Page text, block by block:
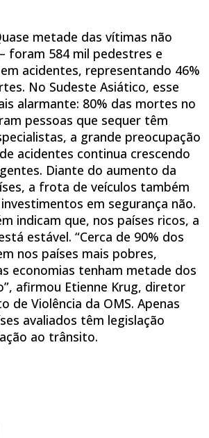
metade das vítimas não
foram 584 mil pedestres e
acidentes, representando 46%
No Sudeste Asiático, esse
alarmante: 80% das mortes no
pessoas que sequer têm
a grande preocupação
acidentes continua crescendo
Diante do aumento da
a frota de veículos também
em segurança não.
indicam que, nos países ricos, a
estável. “Cerca de 90% dos
nos países mais pobres,
economias tenham metade dos
afirmou Etienne Krug, diretor
de Violência da OMS. Apenas
avaliados têm legislação
ao trânsito.